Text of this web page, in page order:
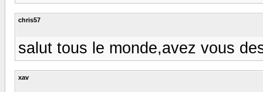
chris57
salut tous le monde,avez vous
xav